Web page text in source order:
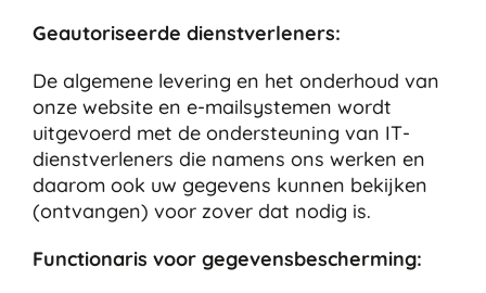
Geautoriseerde dienstverleners:
De algemene levering en het onderhoud van
onze website en e-mailsystemen wordt
uitgevoerd met de ondersteuning van IT-
dienstverleners die namens ons werken en
daarom ook uw gegevens kunnen bekijken
(ontvangen) voor zover dat nodig is.
Functionaris voor gegevensbescherming: